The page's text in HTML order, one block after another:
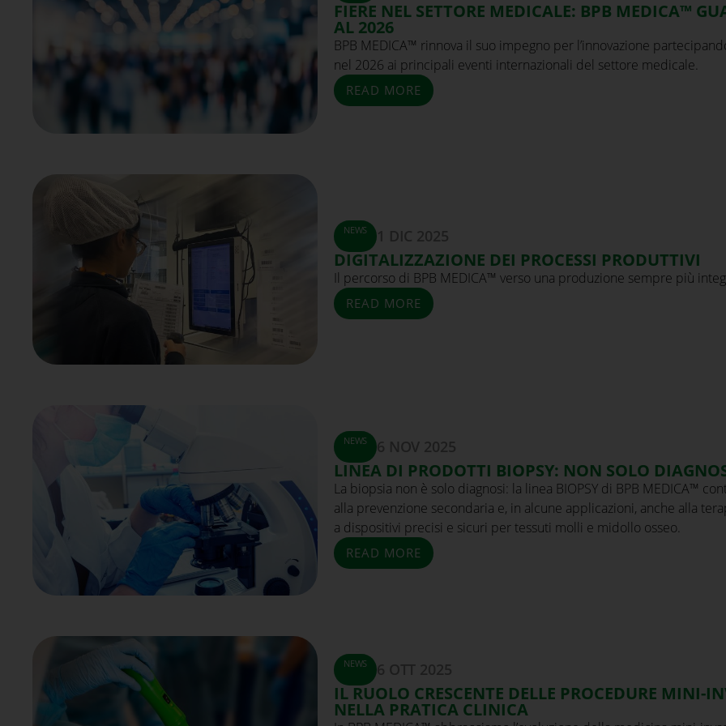
FIERE NEL SETTORE MEDICALE: BPB MEDICA™
AL 2026
BPB MEDICA™ rinnova il suo impegno per l’innovazione
nel 2026 ai principali eventi internazionali del settore medicale.
READ MORE
NEWS
DIGITALIZZAZIONE DEI PROCESSI PRODUTTIVI
Il percorso di BPB MEDICA™ verso una produzione sempre più
READ MORE
NEWS
LINEA DI PRODOTTI BIOPSY: NON SOLO
La biopsia non è solo diagnosi: la linea BIOPSY di BPB MEDICA™
alla prevenzione secondaria e, in alcune applicazioni, anche alla
a dispositivi precisi e sicuri per tessuti molli e midollo osseo.
READ MORE
NEWS
IL RUOLO CRESCENTE DELLE PROCEDURE MINI-
NELLA PRATICA CLINICA